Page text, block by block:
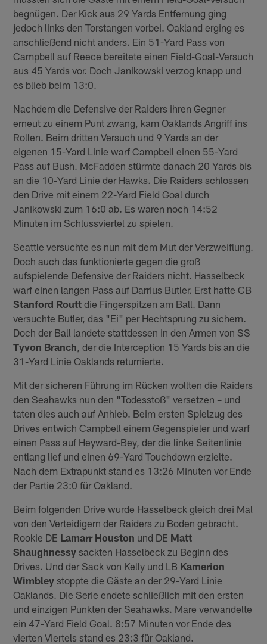
begnügen. Der Kick aus 29 Yards Entfernung ging
jedoch links den Torstangen vorbei. Oakland erging es
anschließend nicht anders. Ein 51-Yard Pass von
Campbell auf Reece bereitete einen Field-Goal-Versuch
aus 45 Yards vor. Doch Janikowski verzog knapp und
es blieb beim 13:0.
Nachdem die Defensive der Raiders ihren Gegner
erneut zu einem Punt zwang, kam Oaklands Angriff ins
Rollen. Beim dritten Versuch und 9 Yards an der
eigenen 15-Yard Linie warf Campbell einen 55-Yard
Pass auf Bush. McFadden stürmte danach 20 Yards bis
an die 10-Yard Linie der Hawks. Die Raiders schlossen
den Drive mit einem 22-Yard Field Goal durch
Janikowski zum 16:0 ab. Es waren noch 14:52
Minuten im Schlussviertel zu spielen.
Seattle versuchte es nun mit dem Mut der Verzweiflung.
Doch auch das funktionierte gegen die groß
aufspielende Defensive der Raiders nicht. Hasselbeck
warf einen langen Pass auf Darrius Butler. Erst hatte CB
Stanford Routt die Fingerspitzen am Ball. Dann
versuchte Butler, das "Ei" per Hechtsprung zu sichern.
Doch der Ball landete stattdessen in den Armen von SS
Tyvon Branch , der die Interception 15 Yards bis an die
31-Yard Linie Oaklands returnierte.
Mit der sicheren Führung im Rücken wollten die Raiders
den Seahawks nun den "Todesstoß" versetzen – und
taten dies auch auf Anhieb. Beim ersten Spielzug des
Drives entwich Campbell einem Gegenspieler und warf
einen Pass auf Heyward-Bey, der die linke Seitenlinie
entlang lief und einen 69-Yard Touchdown erzielte.
Nach dem Extrapunkt stand es 13:26 Minuten vor Ende
der Partie 23:0 für Oakland.
Beim folgenden Drive wurde Hasselbeck gleich drei Mal
von den Verteidigern der Raiders zu Boden gebracht.
Rookie DE Lamarr Houston und DE Matt
Shaughnessy sackten Hasselbeck zu Beginn des
Drives. Und der Sack von Kelly und LB Kamerion
Wimbley stoppte die Gäste an der 29-Yard Linie
Oaklands. Die Serie endete schließlich mit den ersten
und einzigen Punkten der Seahawks. Mare verwandelte
ein 47-Yard Field Goal. 8:57 Minuten vor Ende des
vierten Viertels stand es 23:3 für Oakland.